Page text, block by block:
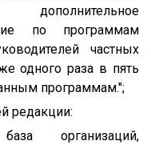
по программам
частных
одного раза в пять
программам.";
редакции:
организаций,